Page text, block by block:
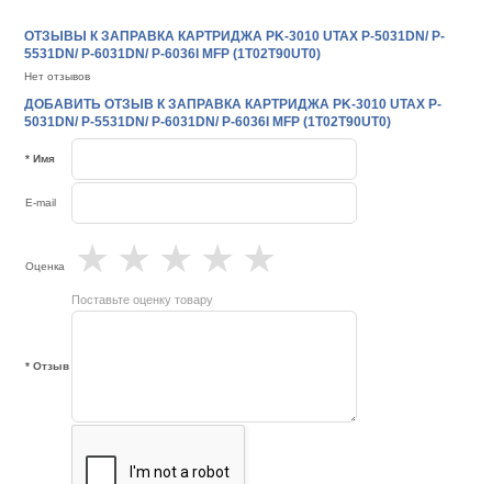
ОТЗЫВЫ К ЗАПРАВКА КАРТРИДЖА PK-3010 UTAX P-5031DN/ P-
5531DN/ P-6031DN/ P-6036I MFP (1T02T90UT0)
Нет отзывов
ДОБАВИТЬ ОТЗЫВ К ЗАПРАВКА КАРТРИДЖА PK-3010 UTAX P-
5031DN/ P-5531DN/ P-6031DN/ P-6036I MFP (1T02T90UT0)
* Имя
E-mail
Оценка ★
★
★
★
★
Поставьте оценку товару
* Отзыв